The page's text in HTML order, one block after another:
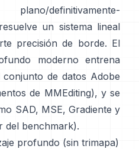
plano/definitivamente-
un sistema lineal
precisión de borde. El
moderno entrena
de datos Adobe
de MMEditing), y se
SAD, MSE, Gradiente y
del benchmark).
profundo (sin trimapa)